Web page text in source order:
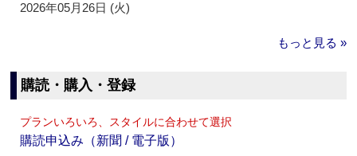
2026年05月26日 (火)
もっと見る »
購読・購入・登録
プランいろいろ、スタイルに合わせて選択
購読申込み（新聞 / 電子版）